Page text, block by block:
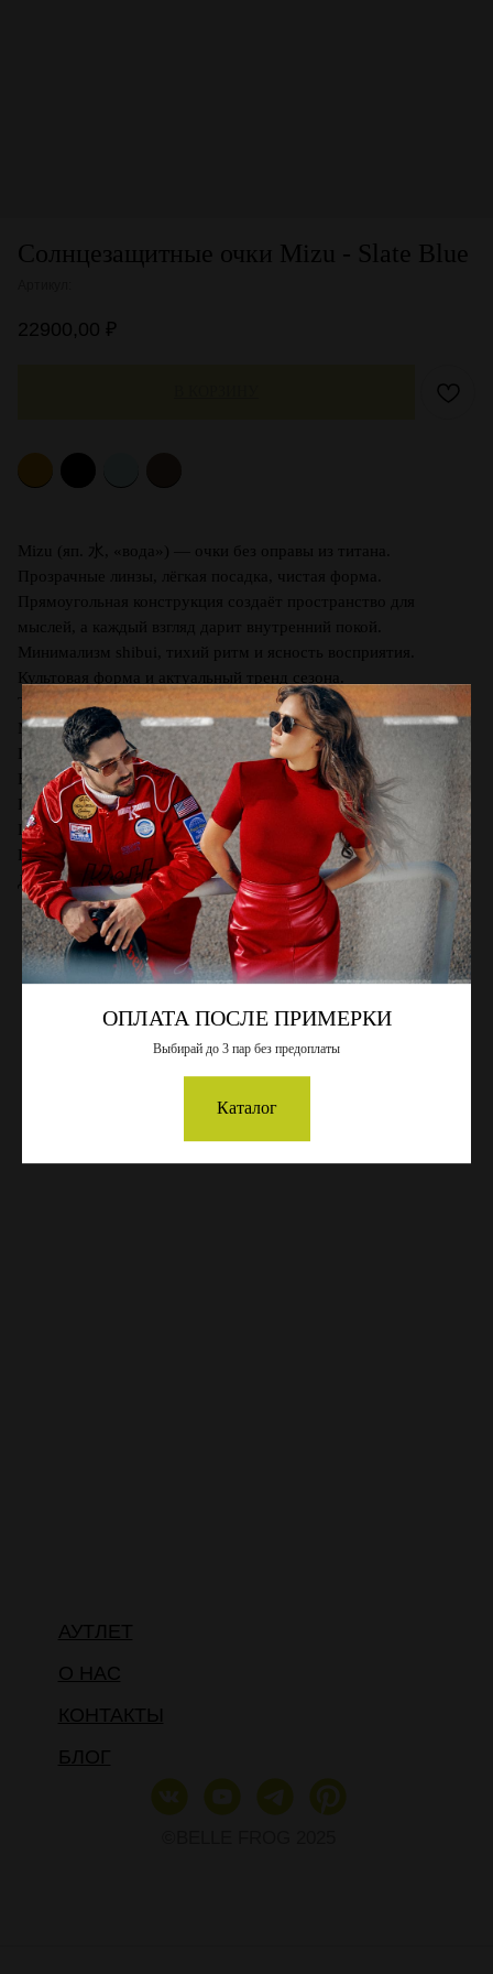
Солнцезащитные очки Mizu - Slate Blue
22900,00 ₽
Mizu (яп. 水, «вода») — очки без оправы из титана.
Прозрачные линзы, лёгкая посадка, чистая форма.
Прямоугольная конструкция создаёт пространство для
мыслей, а каждый взгляд дарит внутренний покой.
Минимализм shibui, тихий ритм и ясность восприятия.
Культовая форма и актуальный тренд сезона.
Тип линз: Нейлон
Материал: Титан, Монель
Цвет оправы: Slate Blue
Вид оправы: Прямоугольные
Производство: Гонконг
Ширина линзы, мм: 50
Ширина переносицы, мм: 20
Длина заушника, мм: 145
О НАС
КОНТАКТЫ
БЛОГ
АУТЛЕТ
ОПЛАТА ПОСЛЕ ПРИМЕРКИ
Выбирай до 3 пар без предоплаты
Каталог